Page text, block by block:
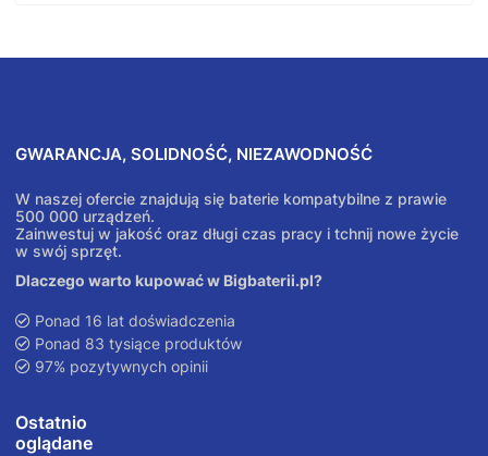
GWARANCJA, SOLIDNOŚĆ, NIEZAWODNOŚĆ
W naszej ofercie znajdują się baterie kompatybilne z prawie
500 000 urządzeń.
Zainwestuj w jakość oraz długi czas pracy i tchnij nowe życie
w swój sprzęt.
Dlaczego warto kupować w Bigbaterii.pl?
Ponad 16 lat doświadczenia
Ponad 83 tysiące produktów
97% pozytywnych opinii
Ostatnio
oglądane